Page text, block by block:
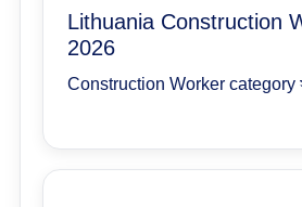
Lithuania Construction
2026
Construction Worker category